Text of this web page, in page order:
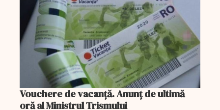
Vouchere de vacanță. Anunț de ultimă
oră al Ministrul Trismului